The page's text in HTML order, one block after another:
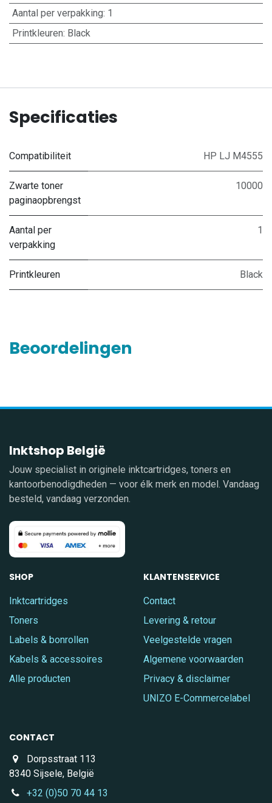
Aantal per verpakking: 1
Printkleuren: Black
Specificaties
Compatibiliteit HP LJ M4555
Zwarte toner
paginaopbrengst
10000
Aantal per
verpakking
1
Printkleuren Black
Beoordelingen
Inktshop België
Jouw specialist in originele inktcartridges, toners en
kantoorbenodigdheden — voor élk merk en model. Vandaag
besteld, vandaag verzonden.
SHOP
Inktcartridges
Toners
Labels & bonrollen
Kabels & accessoires
Alle producten
KLANTENSERVICE
Contact
Levering & retour
Veelgestelde vragen
Algemene voorwaarden
Privacy & disclaimer
UNIZO E-Commercelabel
CONTACT
Dorpsstraat 113
8340 Sijsele, België
+32 (0)50 70 44 13